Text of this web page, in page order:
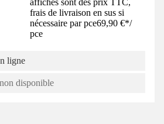
affichés sont des prix TTC,
frais de livraison en sus si
nécessaire par pce69,90 €*/
pce
ligne
disponible